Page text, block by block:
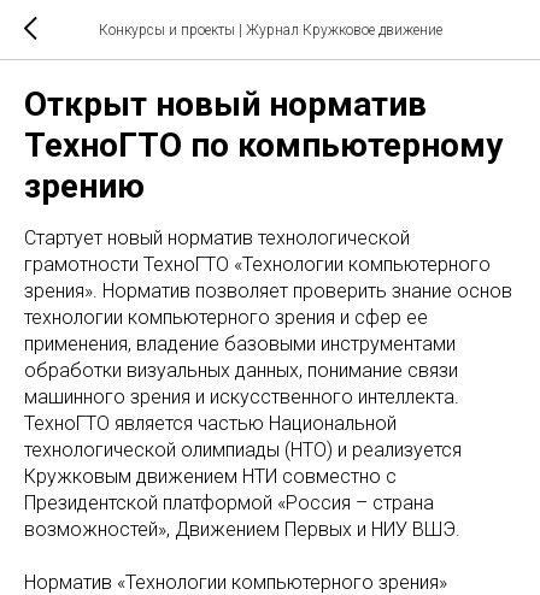
Конкурсы и проекты | Журнал Кружковое движение
Открыт новый норматив
ТехноГТО по компьютерному
зрению
Стартует новый норматив технологической
грамотности ТехноГТО «Технологии компьютерного
зрения». Норматив позволяет проверить знание основ
технологии компьютерного зрения и сфер ее
применения, владение базовыми инструментами
обработки визуальных данных, понимание связи
машинного зрения и искусственного интеллекта.
ТехноГТО является частью Национальной
технологической олимпиады (НТО) и реализуется
Кружковым движением НТИ совместно с
Президентской платформой «Россия – страна
возможностей», Движением Первых и НИУ ВШЭ.
Норматив «Технологии компьютерного зрения»